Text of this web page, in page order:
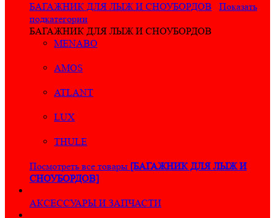
БАГАЖНИК ДЛЯ ЛЫЖ И СНОУБОРДОВ
Показать
подкатегории
БАГАЖНИК ДЛЯ ЛЫЖ И СНОУБОРДОВ
MENABO
AMOS
ATLANT
LUX
THULE
Посмотреть все товары [БАГАЖНИК ДЛЯ ЛЫЖ И
СНОУБОРДОВ]
АКСЕССУАРЫ И ЗАПЧАСТИ